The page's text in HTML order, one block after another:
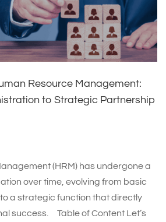
Resource Management:
to Strategic Partnership
(HRM) has undergone a
over time, evolving from basic
a strategic function that directly
success. Table of Content Let’s